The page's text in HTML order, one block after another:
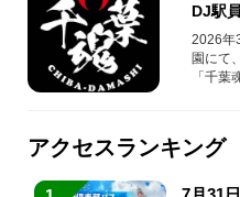
DJ駅
2026年
園にて
「千葉
アクセスランキング